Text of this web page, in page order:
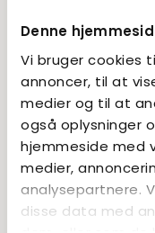
Denne
Vi bruger cookies
annoncer, til at
medier og til at
også oplysninger
hjemmeside med
medier,
analysepartnere.
disse data med
sig ensomme og
Vi tilbyder
og skærmet miljø.
tilrettelagt og
forventninger i
forældre, samtidig
gode og
Klassemiljøerne er
struktur,